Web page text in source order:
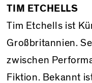
TIM ETCHELLS
Tim Etchells ist
Großbritannien.
zwischen
Fiktion. Bekannt